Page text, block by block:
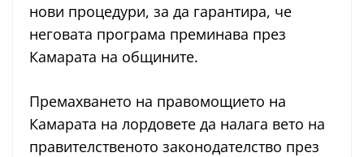
нови процедури, за да гарантира, че
неговата програма преминава през
Камарата на общините.
Премахването на правомощието на
Камарата на лордовете да налага вето на
правителственото законодателство през